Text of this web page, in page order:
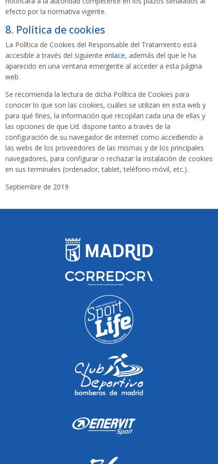
efecto por la normativa vigente.
8. Política de cookies
La Política de Cookies del Responsable del Tratamiento está
accesible a través del siguiente enlace, además del que le ha
aparecido en una ventana emergente al acceder a esta página
web.
Se recomienda la lectura de dicha Política de Cookies para
conocer lo que son las cookies, cuáles se utilizan en esta web y
para qué fines, la información que recopilan cada una de ellas y
las opciones de que Ud. dispone tanto a través de la
configuración de su navegador de internet como accediendo a
las webs de los proveedores de las mismas y de los principales
navegadores, para configurar o rechazar la instalación de cookies
en sus terminales (ordenador, tablet, teléfono móvil, etc.).
Septiembre de 2019